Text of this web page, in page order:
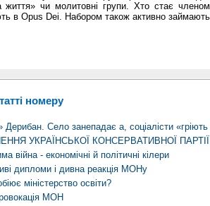
життя» чи молитовні групи. Хто стає
в Opus Dei. Набором також активно
номеру
Дерибан. Село занепадає а, соціалісти «гріють
УКРАЇНСЬКОЇ КОНСЕРВАТИВНОЇ
війна - економічні й політичні кілери
дипломи і дивна реакція МОНу
міністерство освіти?
МОН